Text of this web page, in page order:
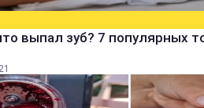
выпал зуб? 7 популярных